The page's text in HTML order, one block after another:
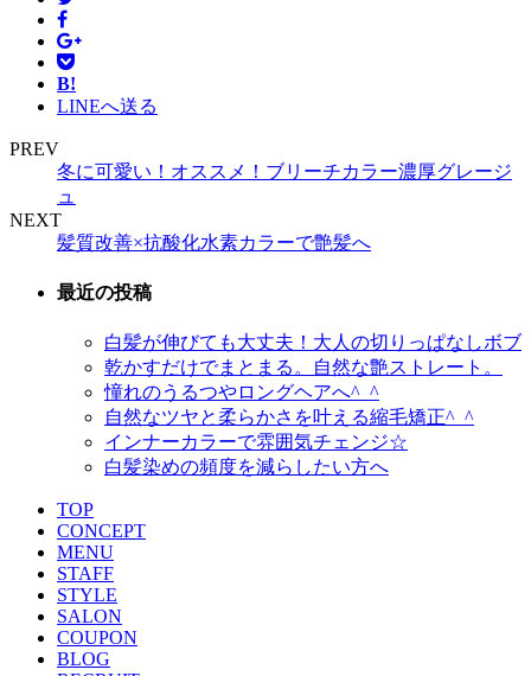
B!
LINEへ送る
PREV
冬に可愛い！オススメ！ブリーチカラー濃厚グレージ
ュ
NEXT
髪質改善×抗酸化水素カラーで艶髪へ
最近の投稿
白髪が伸びても大丈夫！大人の切りっぱなしボブ
乾かすだけでまとまる。自然な艶ストレート。
憧れのうるつやロングヘアへ^_^
自然なツヤと柔らかさを叶える縮毛矯正^_^
インナーカラーで雰囲気チェンジ☆
白髪染めの頻度を減らしたい方へ
TOP
CONCEPT
MENU
STAFF
STYLE
SALON
COUPON
BLOG